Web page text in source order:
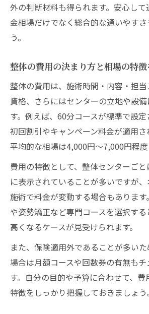
施術時の不安を減らす準備のポ
え
整体利用時の持ち物と当日
る
整体の施術前後におすすめ
介
整体センターで聞きづらい
口コミや雰囲気で分かる整体選
整体センターの口コミを正
法
整体の雰囲気やスタッフ紹
ト
整体センターの写真やレビ
把握
整体選びで重視したい利用
方
外の判断材料も得られます。安心し
金相場だけでなく総合的な通いやす
う。
整体の費用の決まり方と相場の特徴
整体の費用は、施術時間・内容・担
資格、さらにはセンターの立地や設
す。例えば、60分コースが標準で設定
初回割引やキャンペーン料金が適用さ
平均的な相場は4,000円～7,000円程度
費用の特徴として、整体センターご
に表示されていることが多いですが
施術で料金が変動する場合もありま
や姿勢矯正など専門コースを選択する
高くなるケースが見受けられます。
また、保険適用外であることが多い
場合は月額コースや回数券の有無も
す。自分の目的や予算に合わせて、
特徴をしっかり把握しておきましょう。